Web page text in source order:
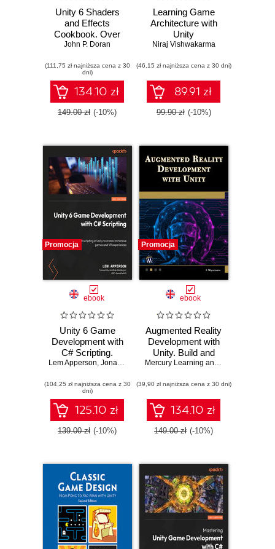
Unity 6 Shaders
and Effects
Cookbook. Over
50 recipes for
visual effects in
Unity and
enhancing your
game's visual
impact - Fifth
John P. Doran
(111,75 zł najniższa cena z 30
dni)
134.10 zł
149.00 zł (-10%)
Learning Game
Architecture with
Unity
Niraj Vishwakarma
(46,15 zł najniższa cena z 30 dni)
89.91 zł
99.90 zł (-10%)
Promocja
ebook
Unity 6 Game
Development with
C# Scripting.
Leverage C#
create immersive
games and VR
experiences
Lem Apperson, Jonathan Weinberger
(104,25 zł najniższa cena z 30
dni)
125.10 zł
139.00 zł (-10%)
Promocja
ebook
Augmented Reality
Development with
Unity. Build and
optimize AR
Unity, ARKit, and
ARCore
Mercury Learning and Information
(39,90 zł najniższa cena z 30 dni)
134.10 zł
149.00 zł (-10%)